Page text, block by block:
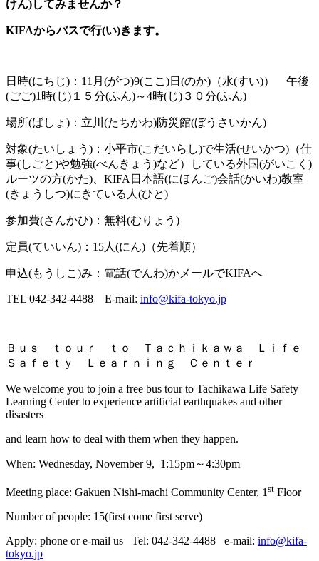
けん)してみませんか？
KIFAからバスで行(い)きます。
日時(にちじ)：11月(がつ)9(ここ)日(のか)（水(すい)） 午後
(ごご)1時(じ)１５分(ふん)～4時(じ)３０分(ふん)
場所(ばしょ)：立川(たちかわ)防災館(ぼうさいかん)
対象(たいしょう)：小平市(こだいらし)で生活(せいかつ)（仕
事(しごと)や勉強(べんきょう)など）している外国(がいこく)
ルーツの方(かた)、KIFA日本語(にほんご)会話(かいわ)教室
(きょうしつ)にきている人(ひと)
参加費(さんかひ)：無料(むりょう)
定員(ていいん)：15人(にん)（先着順）
申込(もうしこ)み：電話(でんわ)かメールでKIFAへ
TEL 042-342-4488 E-mail: info@kifa-tokyo.jp
Ｂｕｓ ｔｏｕｒ ｔｏ Ｔａｃｈｉｋａｗａ Ｌｉｆｅ
Ｓａｆｅｔｙ Ｌｅａｒｎｉｎｇ Ｃｅｎｔｅｒ
We welcome you to join a free bus tour to Tachikawa Life Safety
Learning Center to experience artificial earthquakes and other
disasters
and learn how to deal with them when they happen.
When: Wednesday, November 9, 1:15pm～4:30pm
Meeting place: Gakuen Nishi-machi Community Center, 1 st Floor
Number of people: 15(first come first serve)
Apply: phone or e-mail us Tel: 042-342-4488 e-mail: info@kifa-
tokyo.jp